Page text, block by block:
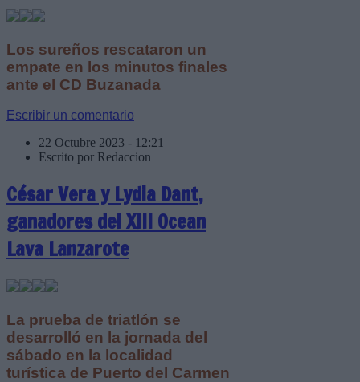
Los sureños rescataron un
empate en los minutos finales
ante el CD Buzanada
Escribir un comentario
22 Octubre 2023 - 12:21
Escrito por Redaccion
César Vera y Lydia Dant,
ganadores del XIII Ocean
Lava Lanzarote
La prueba de triatlón se
desarrolló en la jornada del
sábado en la localidad
turística de Puerto del Carmen